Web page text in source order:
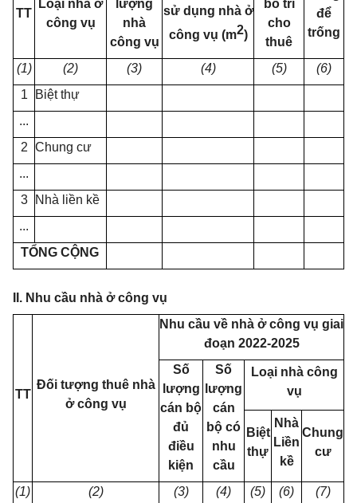
TT
Loại nhà ở
công vụ
lượng
nhà
công vụ
sử dụng nhà ở
công vụ (m2)
bố trí
cho
thuê
để
trống
(1) (2) (3) (4) (5)
(6)
1
Biệt thự
...
2 Chung cư
...
3
Nhà liền kề
...
TỔNG CỘNG
II. Nhu cầu nhà ở công vụ
TT
Đối tượng thuê nhà
ở công vụ
Nhu cầu về nhà ở công vụ giai
đoạn 2022-2025
Số
lượng
cán bộ
đủ
điều
kiện
Số
lượng
cán
bộ có
nhu
cầu
Loại nhà công
vụ
Biệt
thự
Nhà
Liền
kề
Chung
cư
(1) (2) (3) (4) (5) (6)
(7)